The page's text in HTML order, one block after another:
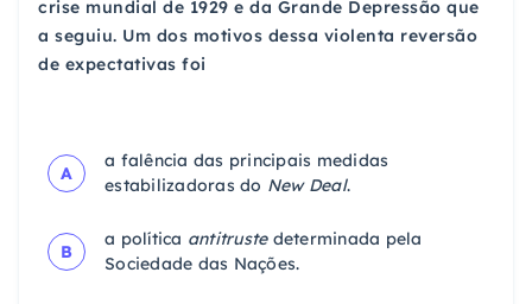
crise mundial de 1929 e da Grande Depressão que
a seguiu. Um dos motivos dessa violenta reversão
de expectativas foi
A
a falência das principais medidas
estabilizadoras do New Deal.
B
a política antitrustedeterminada pela
Sociedade das Nações.